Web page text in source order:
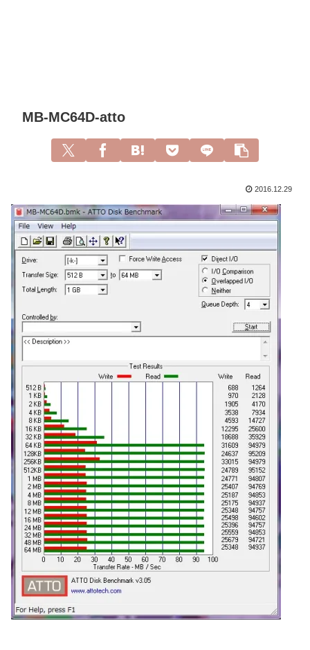
MB-MC64D-atto
2016.12.29